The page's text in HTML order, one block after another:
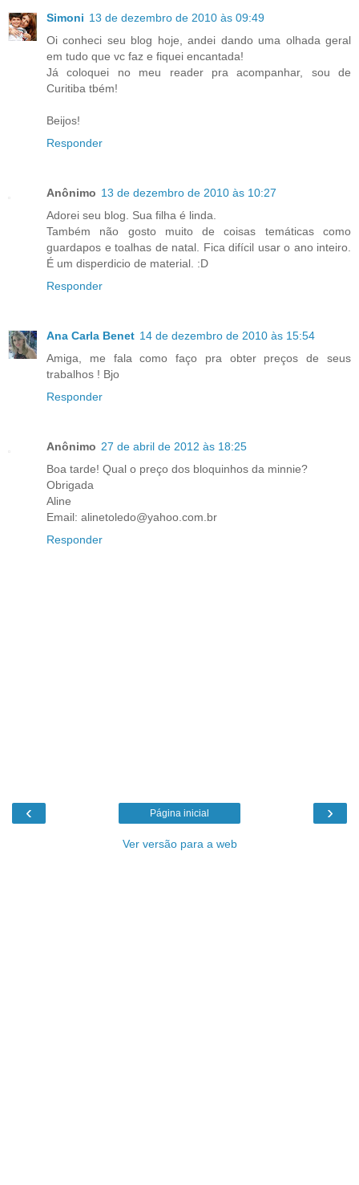
Simoni 13 de dezembro de 2010 às 09:49
Oi conheci seu blog hoje, andei dando uma olhada geral
em tudo que vc faz e fiquei encantada!
Já coloquei no meu reader pra acompanhar, sou de
Curitiba tbém!
Beijos!
Responder
Anônimo 13 de dezembro de 2010 às 10:27
Adorei seu blog. Sua filha é linda.
Também não gosto muito de coisas temáticas como
guardapos e toalhas de natal. Fica difícil usar o ano inteiro.
É um disperdicio de material. :D
Responder
Ana Carla Benet 14 de dezembro de 2010 às 15:54
Amiga, me fala como faço pra obter preços de seus
trabalhos ! Bjo
Responder
Anônimo 27 de abril de 2012 às 18:25
Boa tarde! Qual o preço dos bloquinhos da minnie?
Obrigada
Aline
Email: alinetoledo@yahoo.com.br
Responder
‹ ›
Página inicial
Ver versão para a web